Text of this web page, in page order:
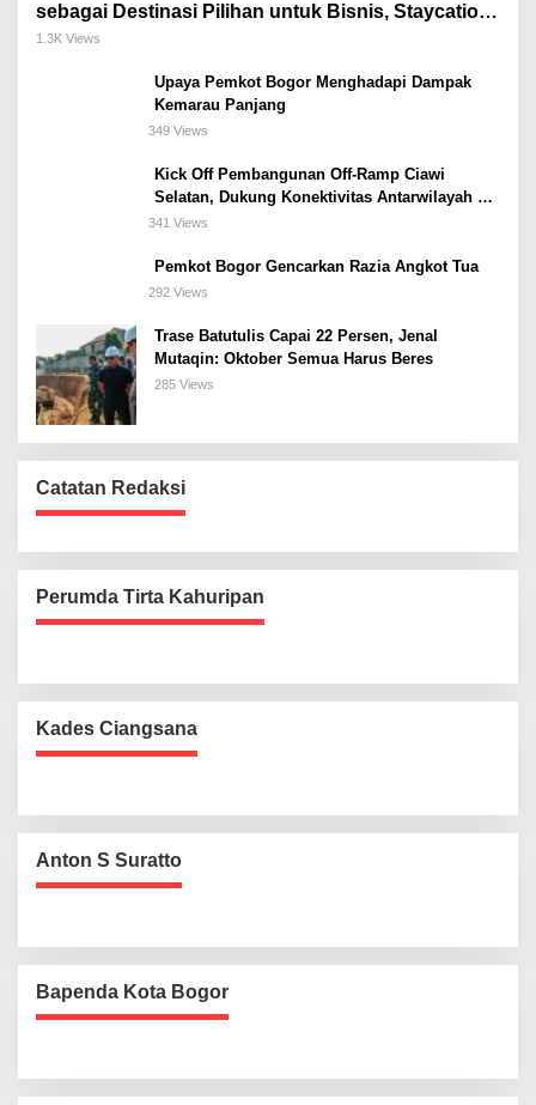
sebagai Destinasi Pilihan untuk Bisnis, Staycation,
Meeting, dan Kuliner di Jakarta Selatan
1.3K Views
Upaya Pemkot Bogor Menghadapi Dampak
Kemarau Panjang
349 Views
Kick Off Pembangunan Off-Ramp Ciawi
Selatan, Dukung Konektivitas Antarwilayah di
Bogor Selatan
341 Views
Pemkot Bogor Gencarkan Razia Angkot Tua
292 Views
Trase Batutulis Capai 22 Persen, Jenal
Mutaqin: Oktober Semua Harus Beres
285 Views
Catatan Redaksi
Perumda Tirta Kahuripan
Kades Ciangsana
Anton S Suratto
Bapenda Kota Bogor